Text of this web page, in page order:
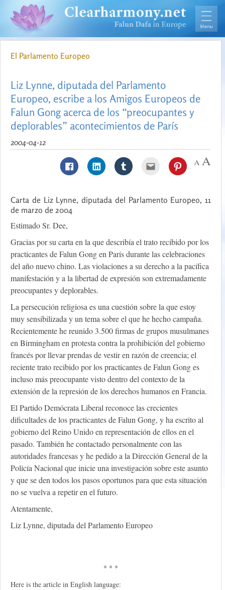
El Parlamento Europeo
Liz Lynne, diputada del Parlamento
Europeo, escribe a los Amigos Europeos de
Falun Gong acerca de los “preocupantes y
deplorables” acontecimientos de París
2004-04-12
Carta de Liz Lynne, diputada del Parlamento Europeo, 11
de marzo de 2004
Estimado Sr. Dee,
Gracias por su carta en la que describía el trato recibido por los
practicantes de Falun Gong en París durante las celebraciones
del año nuevo chino. Las violaciones a su derecho a la pacífica
manifestación y a la libertad de expresión son extremadamente
preocupantes y deplorables.
La persecución religiosa es una cuestión sobre la que estoy
muy sensibilizada y un tema sobre el que he hecho campaña.
Recientemente he reunido 3.500 firmas de grupos musulmanes
en Birmingham en protesta contra la prohibición del gobierno
francés por llevar prendas de vestir en razón de creencia; el
reciente trato recibido por los practicantes de Falun Gong es
incluso más preocupante visto dentro del contexto de la
extensión de la represión de los derechos humanos en Francia.
El Partido Demócrata Liberal reconoce las crecientes
dificultades de los practicantes de Falun Gong, y ha escrito al
gobierno del Reino Unido en representación de ellos en el
pasado. También he contactado personalmente con las
autoridades francesas y he pedido a la Dirección General de la
Policía Nacional que inicie una investigación sobre este asunto
y que se den todos los pasos oportunos para que esta situación
no se vuelva a repetir en el futuro.
Atentamente,
Liz Lynne, diputada del Parlamento Europeo
* * *
Here is the article in English language: